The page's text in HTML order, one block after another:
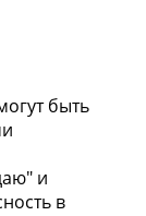
быть
и
в